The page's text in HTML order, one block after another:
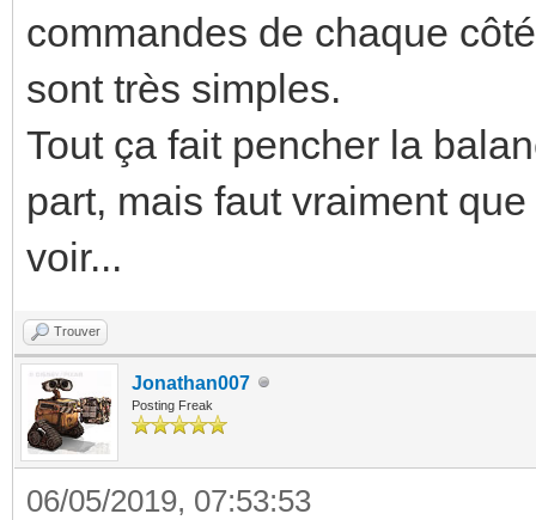
commandes de chaque
sont très simples.
Tout ça fait pencher la
part, mais faut vraiment
voir...
Trouver
Jonathan007
Posting Freak
06/05/2019, 07:53:53